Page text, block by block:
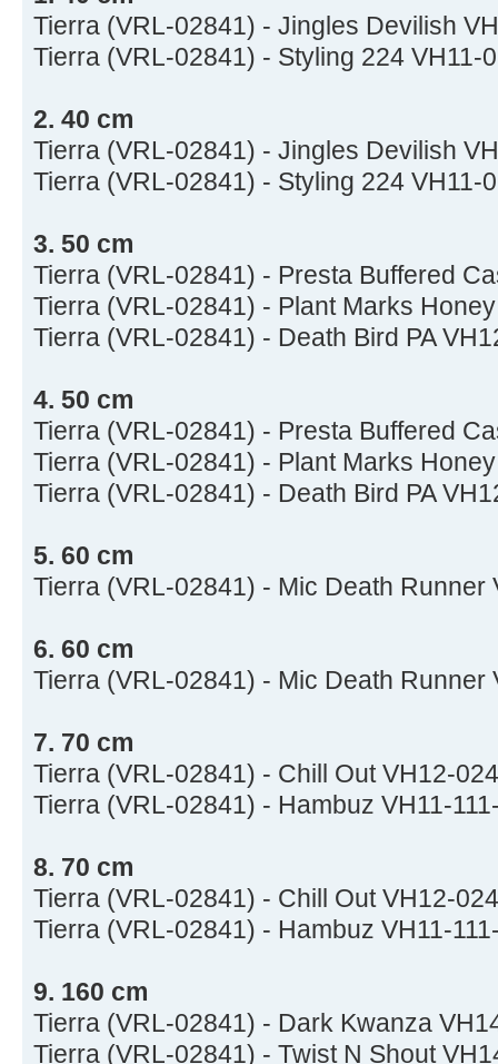
Tierra (VRL-02841) - Jingles Devilish
Tierra (VRL-02841) - Styling 224 VH11-
2. 40 cm
Tierra (VRL-02841) - Jingles Devilish
Tierra (VRL-02841) - Styling 224 VH11-
3. 50 cm
Tierra (VRL-02841) - Presta Buffered
Tierra (VRL-02841) - Plant Marks
Tierra (VRL-02841) - Death Bird PA
4. 50 cm
Tierra (VRL-02841) - Presta Buffered
Tierra (VRL-02841) - Plant Marks
Tierra (VRL-02841) - Death Bird PA
5. 60 cm
Tierra (VRL-02841) - Mic Death Runner
6. 60 cm
Tierra (VRL-02841) - Mic Death Runner
7. 70 cm
Tierra (VRL-02841) - Chill Out VH12-
Tierra (VRL-02841) - Hambuz VH11-
8. 70 cm
Tierra (VRL-02841) - Chill Out VH12-
Tierra (VRL-02841) - Hambuz VH11-
9. 160 cm
Tierra (VRL-02841) - Dark Kwanza
Tierra (VRL-02841) - Twist N Shout